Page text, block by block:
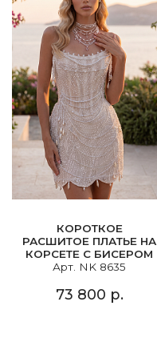
КОРОТКОЕ
РАСШИТОЕ ПЛАТЬЕ НА
КОРСЕТЕ С БИСЕРОМ
Арт. NK 8635
73 800 р.